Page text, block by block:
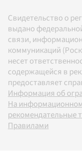
Свидетельство о
выдано
связи,
коммуникаций
несет
содержащейся в
предоставляет
Информация об
На
рекомендательные
Правилами